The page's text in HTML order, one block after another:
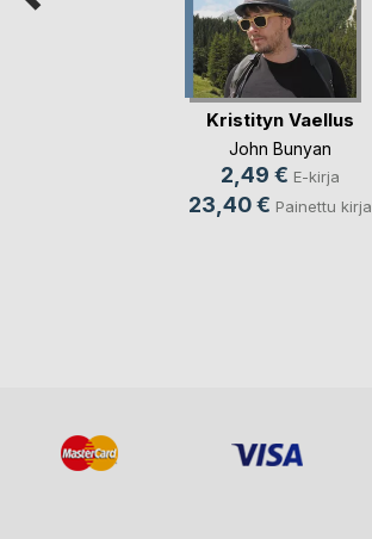
Kristityn Vaellus
John Bunyan
2,49 € E-kirja
23,40 € Painettu kirja